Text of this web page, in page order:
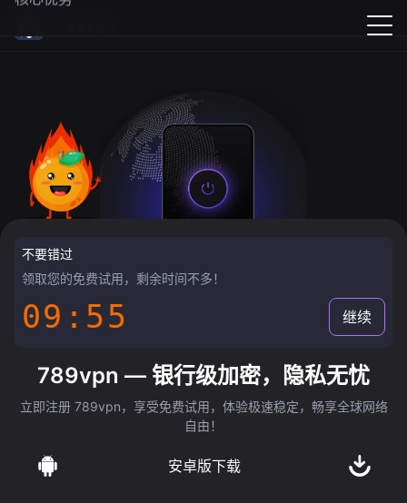
不要错过
领取您的免费试用，剩余时间不多！
09:55 继续
789vpn — 银行级加密，隐私无忧
立即注册 789vpn，享受免费试用，体验极速稳定，畅享全球网络
自由！
安卓版下载